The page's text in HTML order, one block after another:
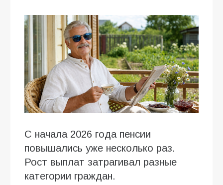
С начала 2026 года пенсии
повышались уже несколько раз.
Рост выплат затрагивал разные
категории граждан.